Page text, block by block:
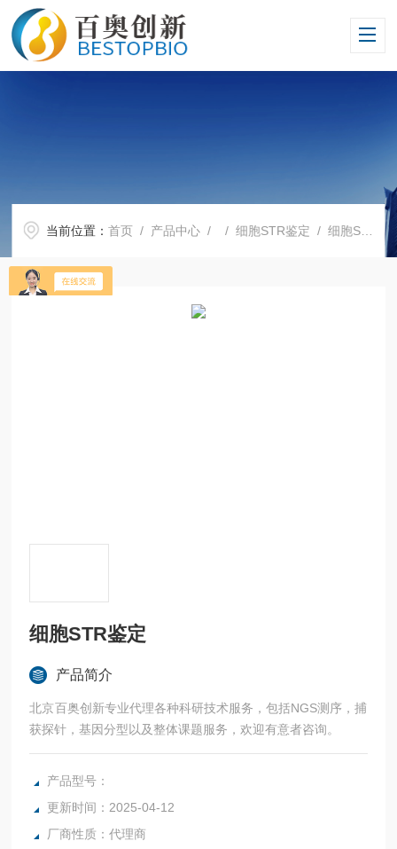
当前位置：首页 / 产品中心 / /细胞STR鉴定 / 细胞STR鉴定
细胞STR鉴定
产品简介
北京百奥创新专业代理各种科研技术服务，包括NGS测序，捕
获探针，基因分型以及整体课题服务，欢迎有意者咨询。
产品型号：
更新时间：2025-04-12
厂商性质：代理商